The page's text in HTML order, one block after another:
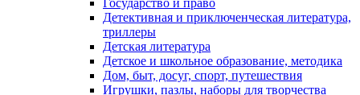
Государство и право
Детективная и приключенческая литература,
триллеры
Детская литература
Детское и школьное образование, методика
Дом, быт, досуг, спорт, путешествия
Игрушки, пазлы, наборы для творчества